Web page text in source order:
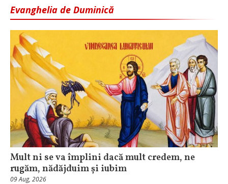
Evanghelia de Duminică
Mult ni se va împlini dacă mult credem, ne
rugăm, nădăjduim și iubim
09 Aug, 2026